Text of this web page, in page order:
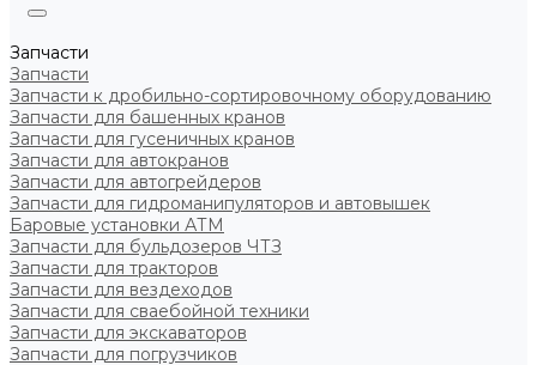
Запчасти
Запчасти
Запчасти к дробильно-сортировочному оборудованию
Запчасти для башенных кранов
Запчасти для гусеничных кранов
Запчасти для автокранов
Запчасти для автогрейдеров
Запчасти для гидроманипуляторов и автовышек
Баровые установки АТМ
Запчасти для бульдозеров ЧТЗ
Запчасти для тракторов
Запчасти для вездеходов
Запчасти для сваебойной техники
Запчасти для экскаваторов
Запчасти для погрузчиков